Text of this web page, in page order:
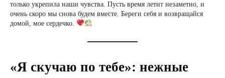
только укрепила наши чувства. Пусть время летит незаметно, и
очень скоро мы снова будем вместе. Береги себя и возвращайся
домой, мое сердечко.
«Я скучаю по тебе»: нежные